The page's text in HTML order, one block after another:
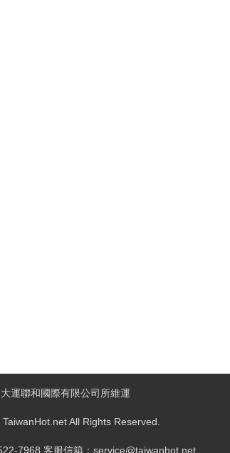
運聯和國際有限公司所維運
All Rights Reserved.
7968 客服信箱：service@taiwanhot.net